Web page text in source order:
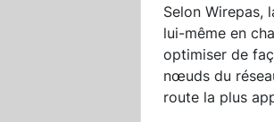
Selon Wirepas,
lui-même en
optimiser de
nœuds du
route la plus